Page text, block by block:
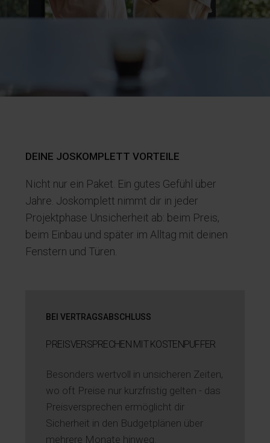
DEINE JOSKOMPLETT VORTEILE
Nicht nur ein Paket. Ein gutes Gefühl über
Jahre. Joskomplett nimmt dir in jeder
Projektphase Unsicherheit ab: beim Preis,
beim Einbau und später im Alltag mit deinen
Fenstern und Türen.
BEI VERTRAGSABSCHLUSS
PREISVERSPRECHEN MIT KOSTENPUFFER
Besonders wertvoll in unsicheren Zeiten,
wo oft Preise nur kurzfristig gelten - das
Preisversprechen ermöglicht dir
Sicherheit in den Budgetplänen über
mehrere Monate hinweg.